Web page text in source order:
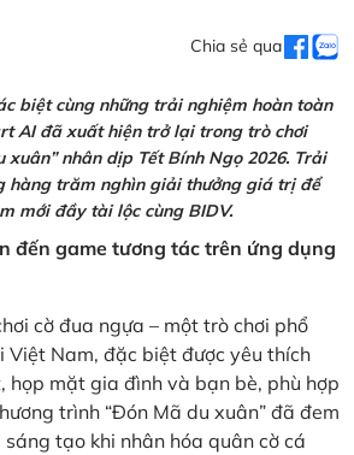
Chia sẻ qua
biệt cùng những trải nghiệm hoàn toàn
AI đã xuất hiện trở lại trong trò chơi
xuân” nhân dịp Tết Bính Ngọ 2026. Trải
hàng trăm nghìn giải thưởng giá trị để
mới đầy tài lộc cùng BIDV.
đến game tương tác trên ứng dụng
cờ đua ngựa – một trò chơi phổ
Việt Nam, đặc biệt được yêu thích
họp mặt gia đình và bạn bè, phù hợp
trình “Đón Mã du xuân” đã đem
tạo khi nhân hóa quân cờ cá